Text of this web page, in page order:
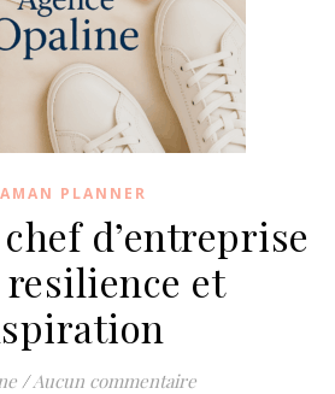
PLANNER
d’entreprise
et
/Aucun commentaire